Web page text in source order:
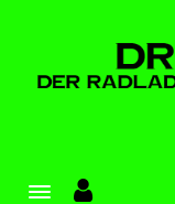
Toggle navigation